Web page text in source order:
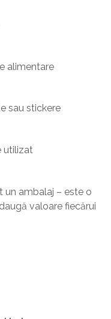
alimentare
sau stickere
utilizat
ambalaj – este o
valoare fiecărui